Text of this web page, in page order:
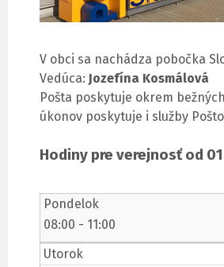
V obci sa nachádza pobočka
Vedúca: Jozefína Kosmálová
Pošta poskytuje okrem
úkonov poskytuje i služby
Hodiny pre verejnosť od
Pondelok
08:00 - 11:00
Utorok